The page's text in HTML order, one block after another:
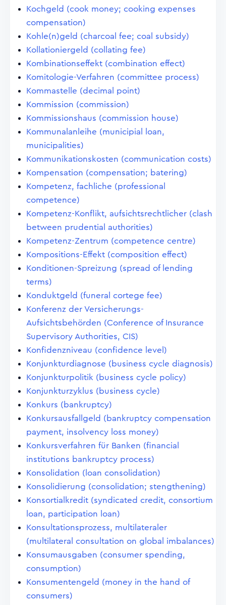
Kochgeld (cook money; cooking expenses
compensation)
Kohle(n)geld (charcoal fee; coal subsidy)
Kollationiergeld (collating fee)
Kombinationseffekt (combination effect)
Komitologie-Verfahren (committee process)
Kommastelle (decimal point)
Kommission (commission)
Kommissionshaus (commission house)
Kommunalanleihe (municipial loan,
municipalities)
Kommunikationskosten (communication costs)
Kompensation (compensation; batering)
Kompetenz, fachliche (professional
competence)
Kompetenz-Konflikt, aufsichtsrechtlicher (clash
between prudential authorities)
Kompetenz-Zentrum (competence centre)
Kompositions-Effekt (composition effect)
Konditionen-Spreizung (spread of lending
terms)
Konduktgeld (funeral cortege fee)
Konferenz der Versicherungs-
Aufsichtsbehörden (Conference of Insurance
Supervisory Authorities, CIS)
Konfidenzniveau (confidence level)
Konjunkturdiagnose (business cycle diagnosis)
Konjunkturpolitik (business cycle policy)
Konjunkturzyklus (business cycle)
Konkurs (bankruptcy)
Konkursausfallgeld (bankruptcy compensation
payment, insolvency loss money)
Konkursverfahren für Banken (financial
institutions bankruptcy process)
Konsolidation (loan consolidation)
Konsolidierung (consolidation; stengthening)
Konsortialkredit (syndicated credit, consortium
loan, participation loan)
Konsultationsprozess, multilateraler
(multilateral consultation on global imbalances)
Konsumausgaben (consumer spending,
consumption)
Konsumentengeld (money in the hand of
consumers)